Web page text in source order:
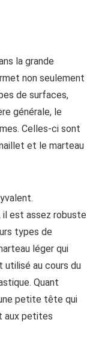
la grande
non seulement
de surfaces,
générale, le
Celles-ci sont
et le marteau
il est assez robuste
types de
léger qui
utilisé au cours du
Quant
petite tête qui
aux petites